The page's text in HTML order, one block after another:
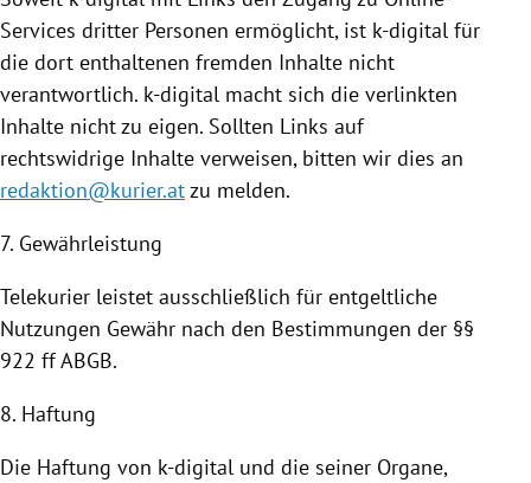
Services dritter Personen ermöglicht, ist k-digital für
die dort enthaltenen fremden Inhalte nicht
verantwortlich. k-digital macht sich die verlinkten
Inhalte nicht zu eigen. Sollten Links auf
rechtswidrige Inhalte verweisen, bitten wir dies an
redaktion@kurier.atzu melden.
7. Gewährleistung
Telekurier leistet ausschließlich für entgeltliche
Nutzungen Gewähr nach den Bestimmungen der §§
922 ff ABGB.
8. Haftung
Die Haftung von k-digital und die seiner Organe,